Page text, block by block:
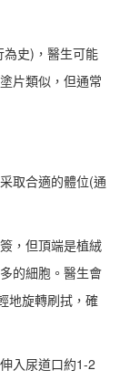
史)，醫生可能
片類似，但通常
取合適的體位(通
，但頂端是植絨
的細胞。醫生會
地旋轉刷拭，確
入尿道口約1-2